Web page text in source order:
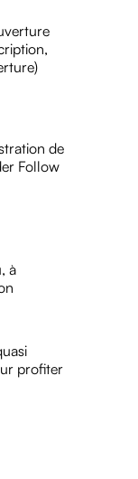
de
Follow
à
profiter